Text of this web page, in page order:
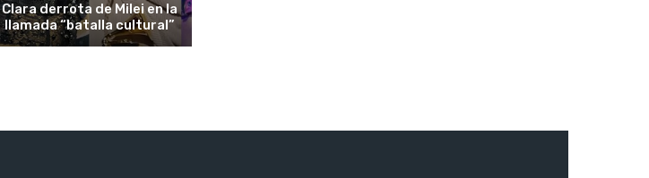
Clara derrota de Milei en la
llamada “batalla cultural”